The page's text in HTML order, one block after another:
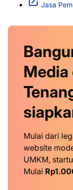
Jasa
Media
Mulai dari
website
UMKM,
Mulai